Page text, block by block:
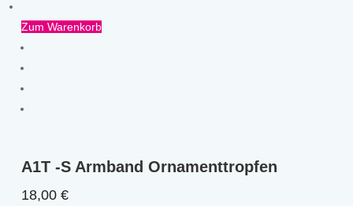
Zum Warenkorb
A1T -S Armband Ornamenttropfen
18,00€